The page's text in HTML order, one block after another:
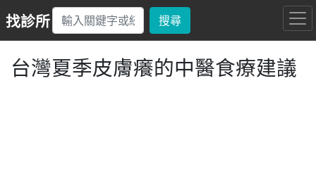
找診所 搜尋
台灣夏季皮膚癢的中醫食療建議